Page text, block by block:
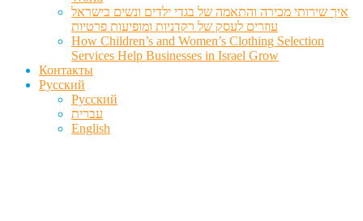
איך שירותי מכירה והתאמה של בגדי ילדים ונשים בישראל
עוזרים לעסק של רקדניות ומופיעות פרטיות
How Children’s and Women’s Clothing Selection
Services Help Businesses in Israel Grow
Контакты
Русский
Русский
עברית
English